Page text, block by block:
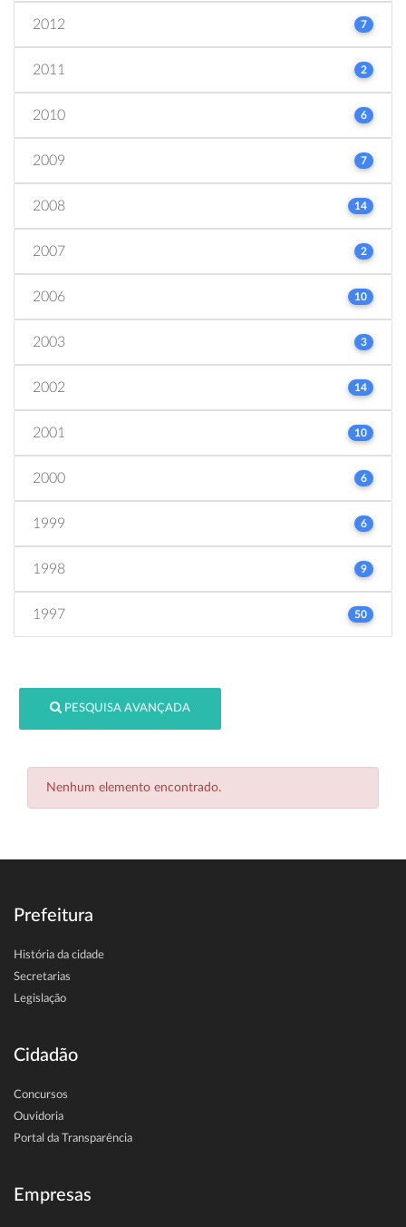
2012 7
2011 2
2010 6
2009 7
2008 14
2007 2
2006 10
2003 3
2002 14
2001 10
2000 6
1999 6
1998 9
1997 50
PESQUISA AVANÇADA
Nenhum elemento encontrado.
Prefeitura
História da cidade
Secretarias
Legislação
Cidadão
Concursos
Ouvidoria
Portal da Transparência
Empresas